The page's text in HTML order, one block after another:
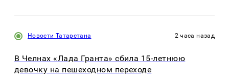
Новости Татарстана 2 часа назад
В Челнах «Лада Гранта» сбила 15-летнюю
девочку на пешеходном переходе